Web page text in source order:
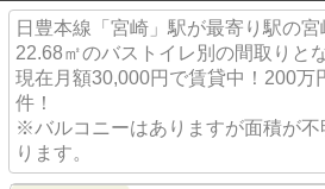
日豊本線「宮崎」駅が最寄り駅の
22.68㎡のバストイレ別の間取りと
現在月額30,000円で賃貸中！200万
件！
※バルコニーはありますが面積が不
ります。